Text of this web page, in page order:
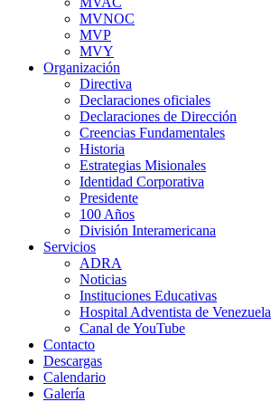
MVNOC
MVP
MVY
Organización
Directiva
Declaraciones oficiales
Declaraciones de Dirección
Creencias Fundamentales
Historia
Estrategias Misionales
Identidad Corporativa
Presidente
100 Años
División Interamericana
Servicios
ADRA
Noticias
Instituciones Educativas
Hospital Adventista de Venezuela
Canal de YouTube
Contacto
Descargas
Calendario
Galería